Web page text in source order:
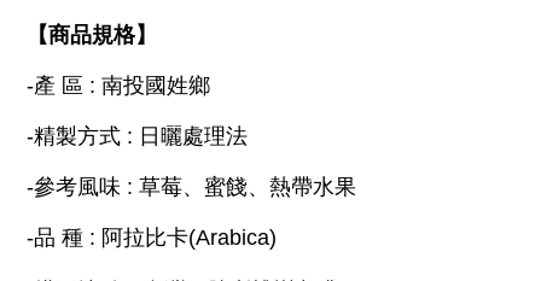
【商品規格】
-產 區 : 南投國姓鄉
-精製方式 : 日曬處理法
-參考風味 : 草莓、蜜餞、熱帶水果
-品 種 : 阿拉比卡(Arabica)